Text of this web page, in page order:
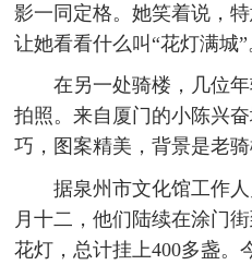
影一同定格。她笑着说，
让她看看什么叫“花灯满城”
在另一处骑楼，几位
拍照。来自厦门的小陈兴
巧，图案精美，背景是老
据泉州市文化馆工作
月十二，他们陆续在涂门
花灯，总计挂上400多盏。